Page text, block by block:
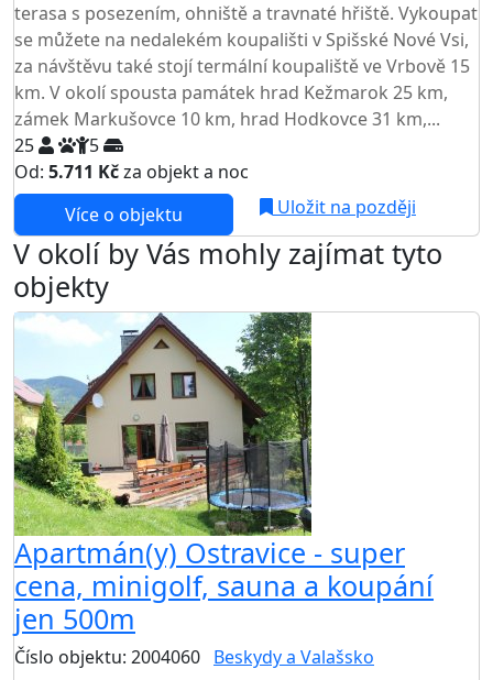
terasa s posezením, ohniště a travnaté hřiště. Vykoupat
se můžete na nedalekém koupališti v Spišské Nové Vsi,
za návštěvu také stojí termální koupaliště ve Vrbově 15
km. V okolí spousta památek hrad Kežmarok 25 km,
zámek Markušovce 10 km, hrad Hodkovce 31 km,...
25
5
Od: 5.711 Kčza objekt a noc
Více o objektu
Uložit na později
V okolí by Vás mohly zajímat tyto
objekty
Apartmán(y) Ostravice - super
cena, minigolf, sauna a koupání
jen 500m
Číslo objektu: 2004060 Beskydy a Valašsko